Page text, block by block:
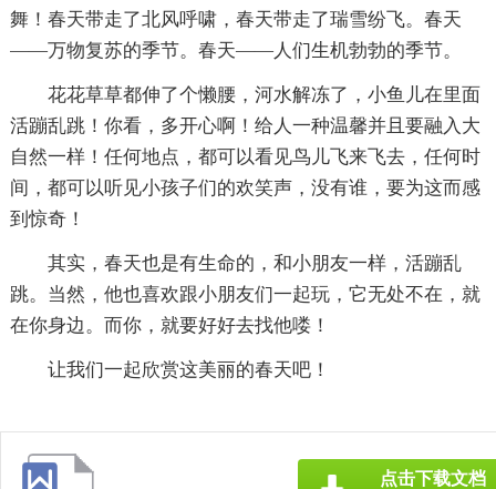
舞！春天带走了北风呼啸，春天带走了瑞雪纷飞。春天
——万物复苏的季节。春天——人们生机勃勃的季节。
花花草草都伸了个懒腰，河水解冻了，小鱼儿在里面
活蹦乱跳！你看，多开心啊！给人一种温馨并且要融入大
自然一样！任何地点，都可以看见鸟儿飞来飞去，任何时
间，都可以听见小孩子们的欢笑声，没有谁，要为这而感
到惊奇！
其实，春天也是有生命的，和小朋友一样，活蹦乱
跳。当然，他也喜欢跟小朋友们一起玩，它无处不在，就
在你身边。而你，就要好好去找他喽！
让我们一起欣赏这美丽的春天吧！
点击下载文档